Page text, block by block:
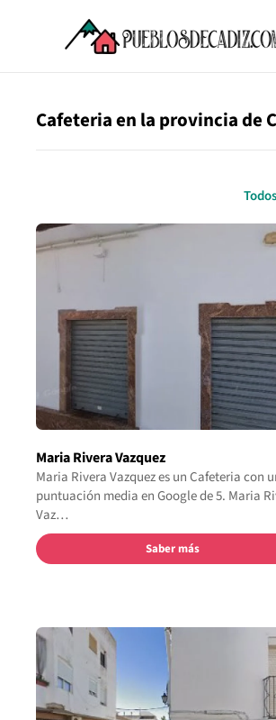
Cafeteria en la provincia de
Todos
Maria Rivera Vazquez
Maria Rivera Vazquez es un Cafeteria con
puntuación media en Google de 5. Maria
Vaz…
Saber más